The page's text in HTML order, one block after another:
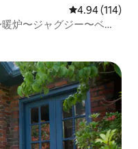
レビュー114
4.94 (114)
炉〜ジャグジー〜ベッ